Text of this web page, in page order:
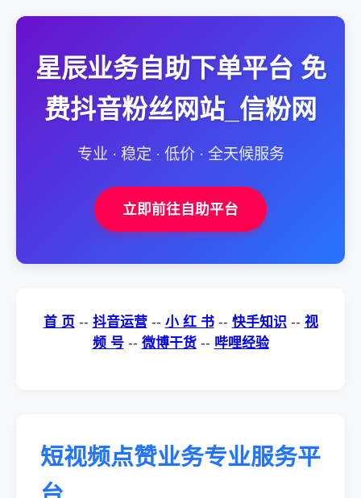
星辰业务自助下单平台 免
费抖音粉丝网站_信粉网
专业 · 稳定 · 低价 · 全天候服务
立即前往自助平台
首 页 -- 抖音运营-- 小 红 书-- 快手知识 -- 视
频 号-- 微博干货-- 哔哩经验
短视频点赞业务专业服务平